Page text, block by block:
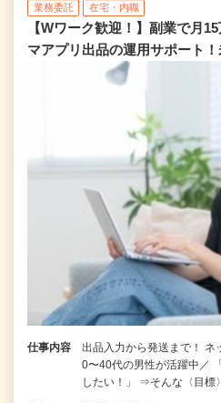
業務委託 在宅・内職
【Wワーク歓迎！】副業で月
マアプリ出品の運用サポート
仕事内容
出品入力から発送まで！
0〜40代の男性が活躍中／
したい！」 ⇒そんな〈目標